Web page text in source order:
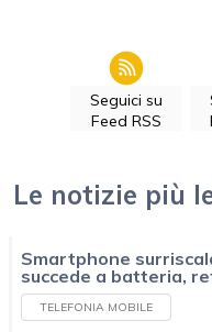
Seguici su
Feed RSS
Le notizie più
Smartphone
succede a batteria,
TELEFONIA MOBILE